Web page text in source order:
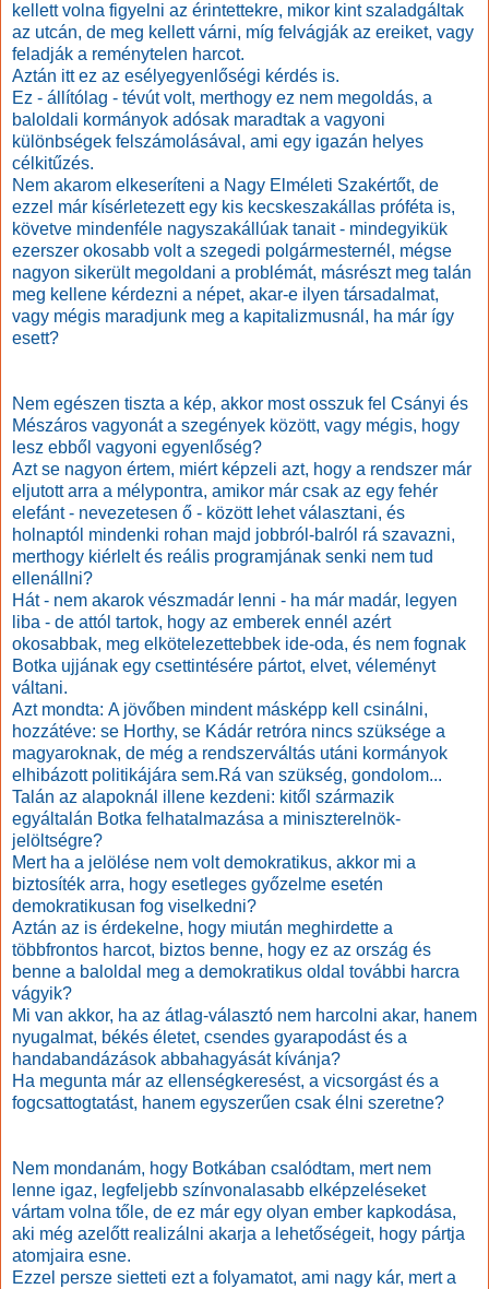
kellett volna figyelni az érintettekre, mikor kint szaladgáltak
az utcán, de meg kellett várni, míg felvágják az ereiket, vagy
feladják a reménytelen harcot.
Aztán itt ez az esélyegyenlőségi kérdés is.
Ez - állítólag - tévút volt, merthogy ez nem megoldás, a
baloldali kormányok adósak maradtak a vagyoni
különbségek felszámolásával, ami egy igazán helyes
célkitűzés.
Nem akarom elkeseríteni a Nagy Elméleti Szakértőt, de
ezzel már kísérletezett egy kis kecskeszakállas próféta is,
követve mindenféle nagyszakállúak tanait - mindegyikük
ezerszer okosabb volt a szegedi polgármesternél, mégse
nagyon sikerült megoldani a problémát, másrészt meg talán
meg kellene kérdezni a népet, akar-e ilyen társadalmat,
vagy mégis maradjunk meg a kapitalizmusnál, ha már így
esett?
Nem egészen tiszta a kép, akkor most osszuk fel Csányi és
Mészáros vagyonát a szegények között, vagy mégis, hogy
lesz ebből vagyoni egyenlőség?
Azt se nagyon értem, miért képzeli azt, hogy a rendszer már
eljutott arra a mélypontra, amikor már csak az egy fehér
elefánt - nevezetesen ő - között lehet választani, és
holnaptól mindenki rohan majd jobbról-balról rá szavazni,
merthogy kiérlelt és reális programjának senki nem tud
ellenállni?
Hát - nem akarok vészmadár lenni - ha már madár, legyen
liba - de attól tartok, hogy az emberek ennél azért
okosabbak, meg elkötelezettebbek ide-oda, és nem fognak
Botka ujjának egy csettintésére pártot, elvet, véleményt
váltani.
Azt mondta: A jövőben mindent másképp kell csinálni,
hozzátéve: se Horthy, se Kádár retróra nincs szüksége a
magyaroknak, de még a rendszerváltás utáni kormányok
elhibázott politikájára sem.Rá van szükség, gondolom...
Talán az alapoknál illene kezdeni: kitől származik
egyáltalán Botka felhatalmazása a miniszterelnök-
jelöltségre?
Mert ha a jelölése nem volt demokratikus, akkor mi a
biztosíték arra, hogy esetleges győzelme esetén
demokratikusan fog viselkedni?
Aztán az is érdekelne, hogy miután meghirdette a
többfrontos harcot, biztos benne, hogy ez az ország és
benne a baloldal meg a demokratikus oldal további harcra
vágyik?
Mi van akkor, ha az átlag-választó nem harcolni akar, hanem
nyugalmat, békés életet, csendes gyarapodást és a
handabandázások abbahagyását kívánja?
Ha megunta már az ellenségkeresést, a vicsorgást és a
fogcsattogtatást, hanem egyszerűen csak élni szeretne?
Nem mondanám, hogy Botkában csalódtam, mert nem
lenne igaz, legfeljebb színvonalasabb elképzeléseket
vártam volna tőle, de ez már egy olyan ember kapkodása,
aki még azelőtt realizálni akarja a lehetőségeit, hogy pártja
atomjaira esne.
Ezzel persze sietteti ezt a folyamatot, ami nagy kár, mert a